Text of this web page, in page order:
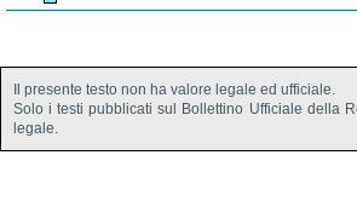
Il presente testo non ha valore legale ed ufficiale.
Solo i testi pubblicati sul Bollettino Ufficiale della
legale.